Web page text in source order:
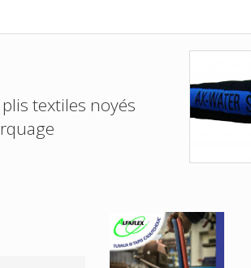
textiles noyés